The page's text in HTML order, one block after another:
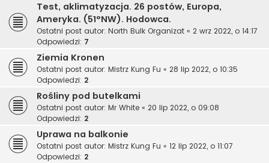
Test, aklimatyzacja. 26 postów, Europa,
Ameryka. (51°NW). Hodowca.
Ostatni post autor: North Bulk Organizat « 2 wrz 2022, o 14:17
Odpowiedzi: 7
Ziemia Kronen
Ostatni post autor: Mistrz Kung Fu « 28 lip 2022, o 10:35
Odpowiedzi: 2
Rośliny pod butelkami
Ostatni post autor: Mr White « 20 lip 2022, o 09:08
Odpowiedzi: 2
Uprawa na balkonie
Ostatni post autor: Mistrz Kung Fu « 12 lip 2022, o 11:07
Odpowiedzi: 2